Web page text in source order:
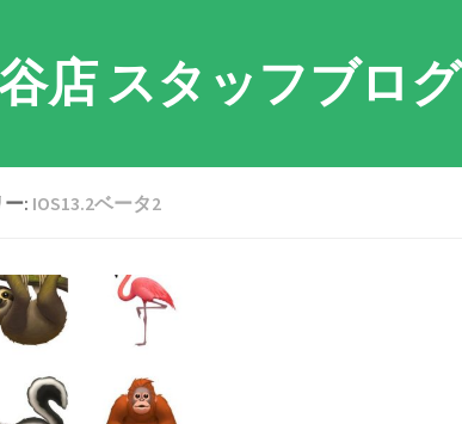
店 スタッフブログ
: IOS13.2ベータ2